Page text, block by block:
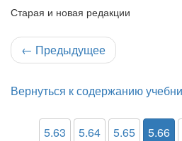
Старая и новая редакции
← Предыдущее
Вернуться к содержанию
5.63 5.64 5.65 5.66